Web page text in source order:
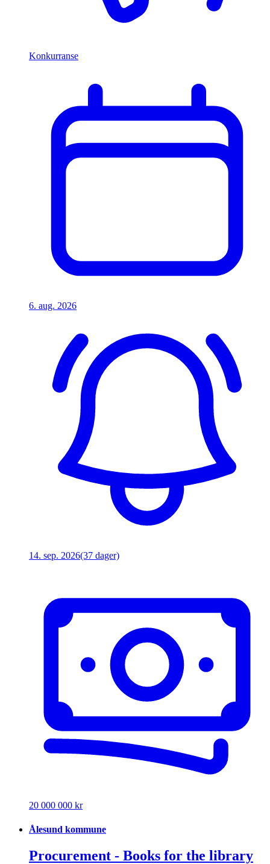
Konkurranse
6. aug. 2026
14. sep. 2026(37 dager)
20 000 000 kr
Ålesund kommune
Procurement - Books for the library